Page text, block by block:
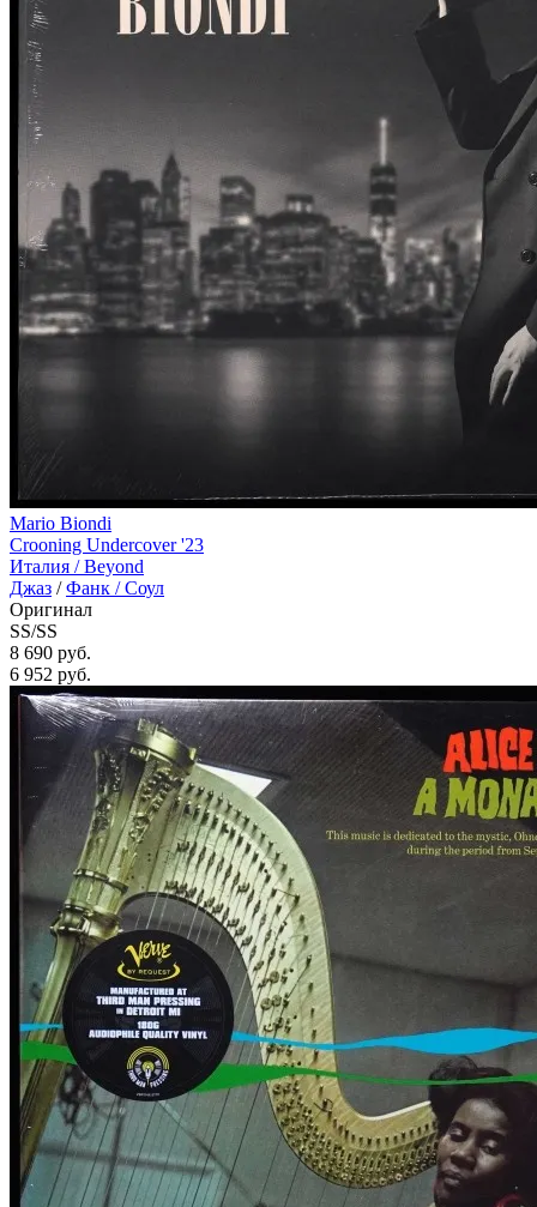
Mario Biondi
Crooning Undercover '23
Италия /Beyond
Джаз /Фанк / Соул
Оригинал
SS/SS
8 690 руб.
6 952 руб.